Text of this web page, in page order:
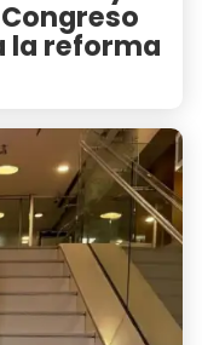
la reforma